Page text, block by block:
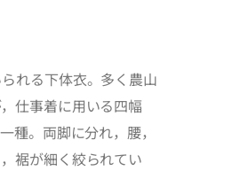
れる下体衣。多く農山
仕事着に用いる四幅
種。両脚に分れ，腰，
裾が細く絞られてい